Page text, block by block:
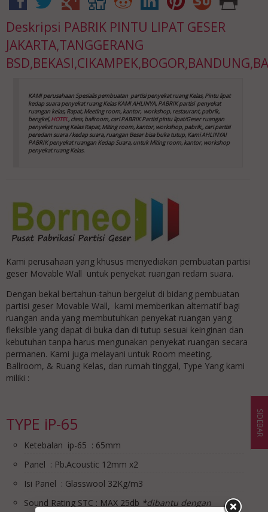
Deskripsi PABRIK PINTU LIPAT GESER
JAKARTA,TANGGERANG
KAMI perusahaan Spesialis pembuatan partisi penyekat ruang Kelas, Pintu lipat
kedap suarapenyekat ruang KelasKAMI AHLINYA, PABRIK partisi penyekat
ruangan kelas, Rapat, Meeting room, kantor, workshop, restaurant, pabrik,
bengkel, HOTEL, class, ballroom, cari PABRIK Partisi pintu lipat/Geser ruangan
penyekat ruang KelasRapat, Miting room, kantor, workshop, pabrik,, cari partisi
peredam suara / kedap suara, ruangan Besar bisa buka tutup, Kami AHLINYA!
PABRIK penyekat ruangan Kedap Suara, untuk Miting room, kantor, workshop
penyekat ruang Kelas.
Kami perusahaan yang khusus menyediakan pembuatan partisi
geser Movable Wall untuk penyekat ruangan redam suara.
Dengan bekal bertahun-tahun bergelut di bidang pembuatan
partisi geser Movable Wall, kami memberikan alternatif bagi
ruangan anda yang membutuhkan penyekat ruangan yang
fleksible yang dapat di buka dan di tutup sesuai keinginan dan
kebutuhan tanpa harus mengunakan penyekat ruangan secara
permanen. Kami juga melayani untuk Room meeting,
Ballroom, & Ruang Kelas, dan rumah tinggal, Type Yang kami
miliki :
TYPE iP-65
Ketebalan ip-65 : 65mm
Panel : Pb.Acoustic 12mm x2
Isi Panel : Glasswool 32Kg/m3
Sound Rating STC : MAX 25db *dibantu dengan
SIDEBAR